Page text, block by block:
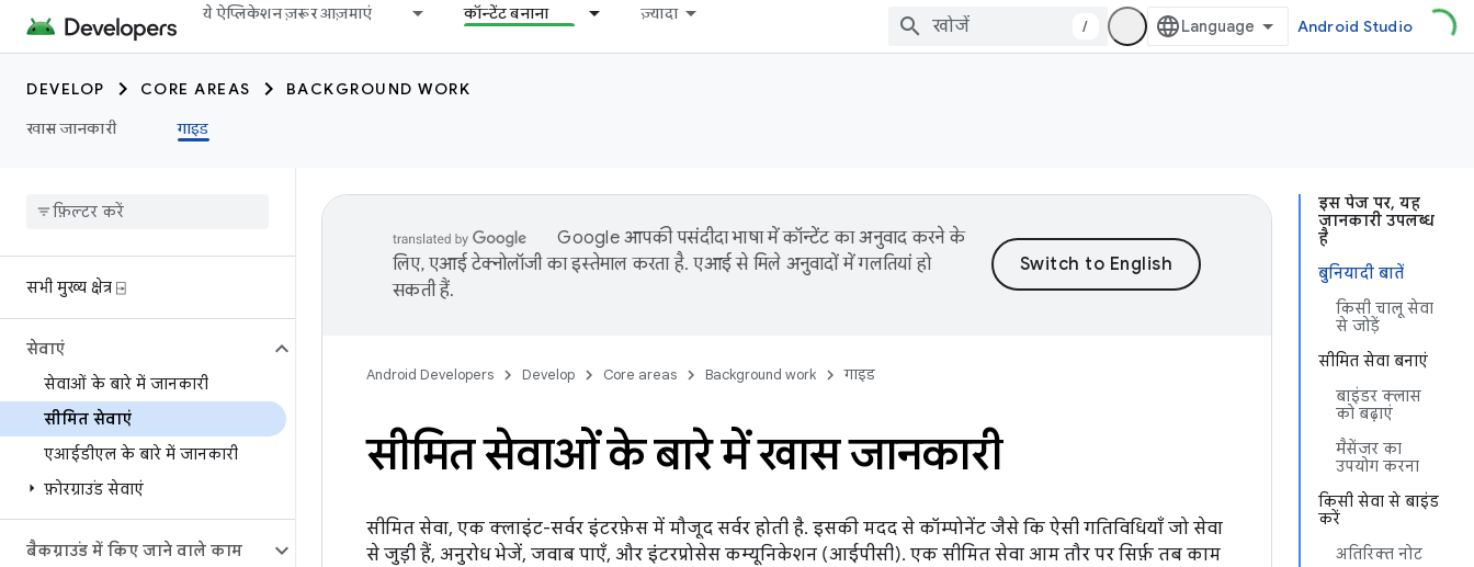
ये ऐप्लिकेशन ज़रूर आज़माएं कॉन्टेंट बनाना ज़्यादा
/ Android Studio
DEVELOP CORE AREAS
BACKGROUND WORK
खास जानकारी
गाइड
सभी मुख्य क्षेत्र ⍈
सेवाएं
सेवाओं के बारे में जानकारी
सीमित सेवाएं
एआईडीएल के बारे में जानकारी
फ़ोरग्राउंड सेवाएं
बैकग्राउंड में किए जाने वाले काम
इस पेज पर, यह
जानकारी उपलब्ध
है
बुनियादी बातें
किसी चालू सेवा
से जोड़ें
सीमित सेवा बनाएं
बाइंडर क्लास
को बढ़ाएं
मैसेंजर का
उपयोग करना
किसी सेवा से बाइंड
करें
अतिरिक्त नोट
Google आपकी पसंदीदा भाषा में कॉन्टेंट का अनुवाद करने के
लिए, एआई टेक्नोलॉजी का इस्तेमाल करता है. एआई से मिले अनुवादों में गलतियां हो
सकती हैं.
Android Developers Develop Core areas Background work गाइड
सीमित सेवाओं के बारे में खास जानकारी
सीमित सेवा, एक क्लाइंट-सर्वर इंटरफ़ेस में मौजूद सर्वर होती है. इसकी मदद से कॉम्पोनेंट जैसे कि ऐसी गतिविधियाँ जो सेवा
से जुड़ी हैं, अनुरोध भेजें, जवाब पाएँ, और इंटरप्रोसेस कम्यूनिकेशन (आईपीसी). एक सीमित सेवा आम तौर पर सिर्फ़ तब काम